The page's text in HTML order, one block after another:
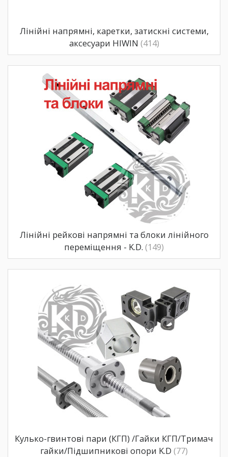
Лінійні напрямні, каретки, затискні системи,
аксесуари HIWIN (414)
Лінійні рейкові напрямні та блоки лінійного
переміщення - K.D. (149)
Кулько-гвинтові пари (КГП) /Гайки КГП/Тримач
гайки/Підшипникові опори K.D (77)